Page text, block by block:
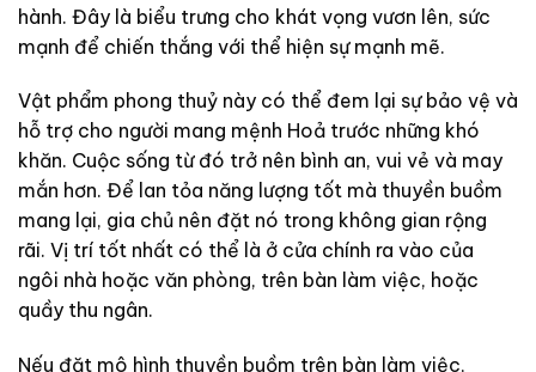
hành. Đây là biểu trưng cho khát vọng vươn lên, sức
mạnh để chiến thắng với thể hiện sự mạnh mẽ.
Vật phẩm phong thuỷ này có thể đem lại sự bảo vệ và
hỗ trợ cho người mang mệnh Hoả trước những khó
khăn. Cuộc sống từ đó trở nên bình an, vui vẻ và may
mắn hơn. Để lan tỏa năng lượng tốt mà thuyền buồm
mang lại, gia chủ nên đặt nó trong không gian rộng
rãi. Vị trí tốt nhất có thể là ở cửa chính ra vào của
ngôi nhà hoặc văn phòng, trên bàn làm việc, hoặc
quầy thu ngân.
Nếu đặt mô hình thuyền buồm trên bàn làm việc,